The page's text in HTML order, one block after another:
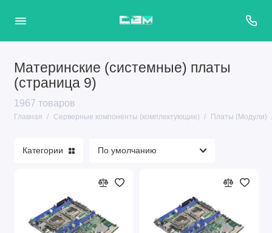
Материнские (системные) платы
(страница 9)
1967 товаров
Главная Серверные компоненты (комплектующие) Платы (Модули)
Категории